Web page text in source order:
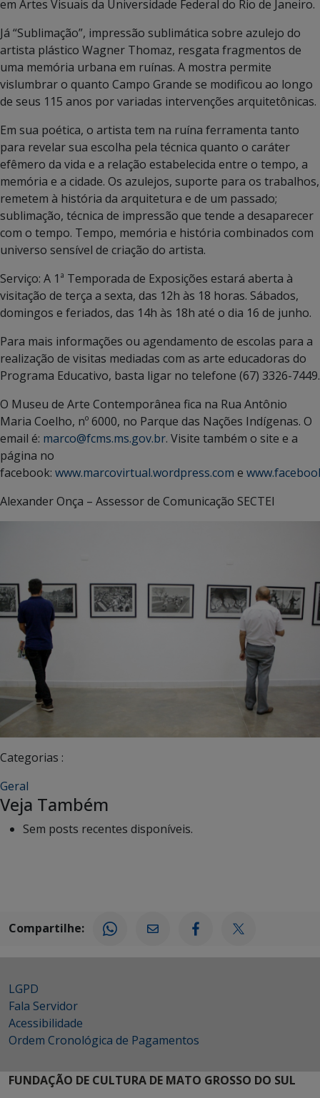
em Artes Visuais da Universidade Federal do Rio de Janeiro.
Já “Sublimação”, impressão sublimática sobre azulejo do
artista plástico Wagner Thomaz, resgata fragmentos de
uma memória urbana em ruínas. A mostra permite
vislumbrar o quanto Campo Grande se modificou ao longo
de seus 115 anos por variadas intervenções arquitetônicas.
Em sua poética, o artista tem na ruína ferramenta tanto
para revelar sua escolha pela técnica quanto o caráter
efêmero da vida e a relação estabelecida entre o tempo, a
memória e a cidade. Os azulejos, suporte para os trabalhos,
remetem à história da arquitetura e de um passado;
sublimação, técnica de impressão que tende a desaparecer
com o tempo. Tempo, memória e história combinados com
universo sensível de criação do artista.
Serviço: A 1ª Temporada de Exposições estará aberta à
visitação de terça a sexta, das 12h às 18 horas. Sábados,
domingos e feriados, das 14h às 18h até o dia 16 de junho.
Para mais informações ou agendamento de escolas para a
realização de visitas mediadas com as arte educadoras do
Programa Educativo, basta ligar no telefone (67) 3326-7449.
O Museu de Arte Contemporânea fica na Rua Antônio
Maria Coelho, nº 6000, no Parque das Nações Indígenas. O
email é: marco@fcms.ms.gov.br. Visite também o site e a
página no
facebook: www.marcovirtual.wordpress.com e
Alexander Onça – Assessor de Comunicação SECTEI
Categorias :
Geral
Veja Também
Sem posts recentes disponíveis.
Compartilhe:
LGPD
Fala Servidor
Acessibilidade
Ordem Cronológica de Pagamentos
FUNDAÇÃO DE CULTURA DE MATO GROSSO DO SUL